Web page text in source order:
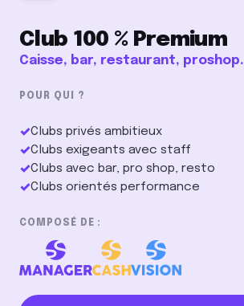
Club 100 % Premium
Caisse, bar, restaurant, proshop.
POUR QUI ?
✓Clubs privés ambitieux
✓Clubs exigeants avec staff
✓Clubs avec bar, pro shop, resto
✓Clubs orientés performance
COMPOSÉ DE :